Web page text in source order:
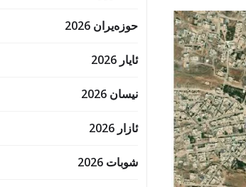
حوزه‌یران 2026
ئایار 2026
نیسان 2026
ئازار 2026
شوبات 2026